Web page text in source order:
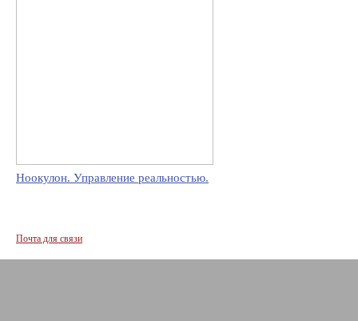
Ноокулон. Управление реальностью.
Почта для связи